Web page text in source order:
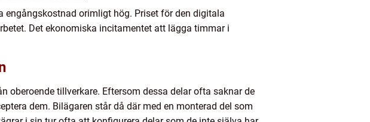
engångskostnad orimligt hög. Priset för den digitala
Det ekonomiska incitamentet att lägga timmar i
oberoende tillverkare. Eftersom dessa delar ofta saknar de
dem. Bilägaren står då där med en monterad del som